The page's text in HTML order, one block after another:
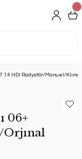
1.4 HDI Radyatör/Manuel/
06+